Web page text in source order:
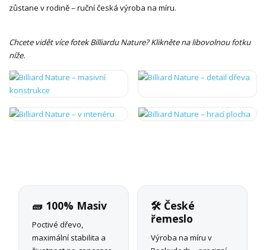
zůstane v rodině – ruční česká výroba na míru.
Chcete vidět více fotek Billiardu Nature? Klikněte na libovolnou fotku
níže.
🧱 100% Masiv
Poctivé dřevo,
maximální stabilita a
🛠 České
řemeslo
Výroba na míru v